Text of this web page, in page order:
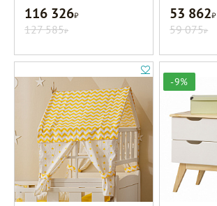
116 326Р
127 585Р
53 862Р
59 075Р
-9%